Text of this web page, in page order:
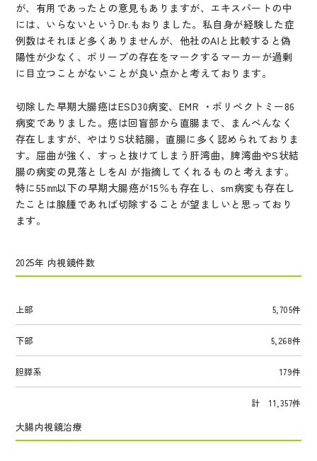
が、有用であったとの意見もありますが、エキスパートの中
には、いらないというDr.もおりました。私自身が経験した症
例数はそれほど多くありませんが、他社のAIと比較すると偽
陽性が少なく、ポリープの存在をマークするマーカーが過剰
に目立つことがないことが良い点かと考えております。
切除した早期大腸癌はESD30病変、EMR ・ポリペクトミー86
病変でありました。癌は回盲部から直腸まで、まんべんなく
存在しますが、やはりS状結腸，直腸に多く認められておりま
す。屈曲が強く、すっと抜けてしまう肝湾曲，脾湾曲やS状結
腸の病変の見落としをAI が指摘してくれるものと考えます。
特に55㎜以下の早期大腸癌が15％も存在し、sm病変も存在し
たことは腺腫であれば切除することが望ましいと思っており
ます。
2025年 内視鏡件数
上部 5,705件
下部 5,268件
胆膵系 179件
計 11,357件
大腸内視鏡治療